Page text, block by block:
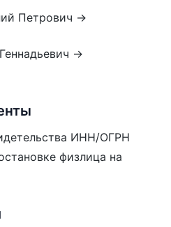
Петрович →
→
ИНН/ОГРН
физлица на